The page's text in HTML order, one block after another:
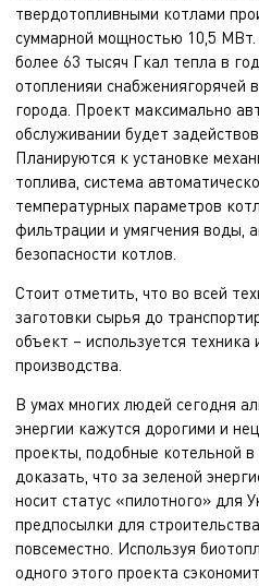
твердотопливными котлами
суммарной мощностью 10,5
более 63 тысяч Гкал тепла в
отопленияи снабжениягорячей
города. Проект максимально
обслуживании будет
Планируются к установке
топлива, система
температурных параметров
фильтрации и умягчения воды,
безопасности котлов.
Стоит отметить, что во всей
заготовки сырья до
объект – используется техника
производства.
В умах многих людей сегодня
энергии кажутся дорогими и
проекты, подобные котельной в
доказать, что за зеленой
носит статус «пилотного» для
предпосылки для
повсеместно. Используя
одного этого проекта